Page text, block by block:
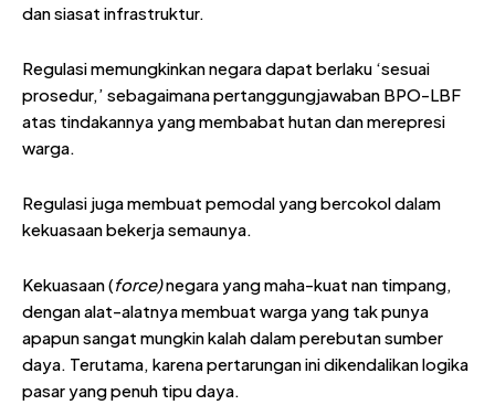
dan siasat infrastruktur.
Regulasi memungkinkan negara dapat berlaku ‘sesuai
prosedur,’ sebagaimana pertanggungjawaban BPO-LBF
atas tindakannya yang membabat hutan dan merepresi
warga.
Regulasi juga membuat pemodal yang bercokol dalam
kekuasaan bekerja semaunya.
Kekuasaan (force)negara yang maha-kuat nan timpang,
dengan alat-alatnya membuat warga yang tak punya
apapun sangat mungkin kalah dalam perebutan sumber
daya. Terutama, karena pertarungan ini dikendalikan logika
pasar yang penuh tipu daya.